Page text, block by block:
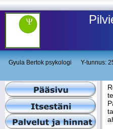
Gyula Bertok psykologi Y-tunnus: